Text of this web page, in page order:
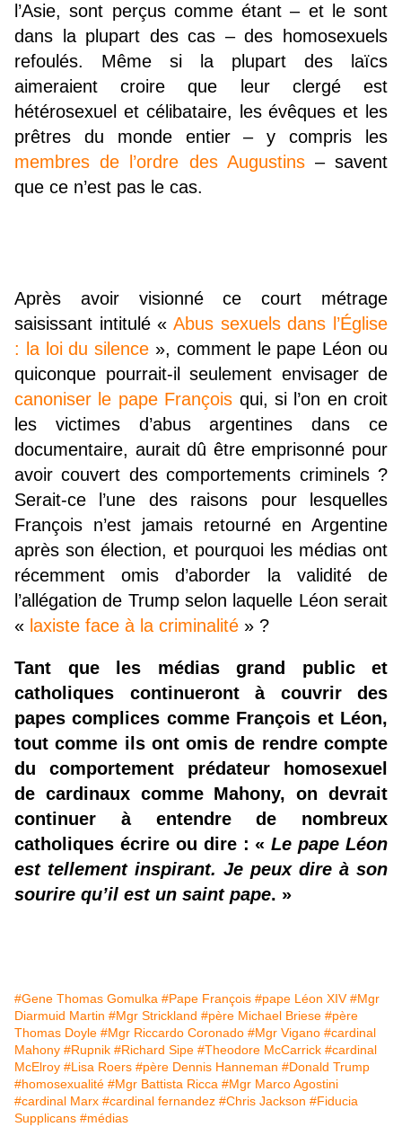
l’Asie, sont perçus comme étant – et le sont
dans la plupart des cas – des homosexuels
refoulés. Même si la plupart des laïcs
aimeraient croire que leur clergé est
hétérosexuel et célibataire, les évêques et les
prêtres du monde entier – y compris les
membres de l’ordre des Augustins– savent
que ce n’est pas le cas.
Après avoir visionné ce court métrage
saisissant intitulé « Abus sexuels dans l’Église
: la loi du silence », comment le pape Léon ou
quiconque pourrait-il seulement envisager de
canoniser le pape François qui, si l’on en croit
les victimes d’abus argentines dans ce
documentaire, aurait dû être emprisonné pour
avoir couvert des comportements criminels ?
Serait-ce l’une des raisons pour lesquelles
François n’est jamais retourné en Argentine
après son élection, et pourquoi les médias ont
récemment omis d’aborder la validité de
l’allégation de Trump selon laquelle Léon serait
« laxiste face à la criminalité » ?
Tant que les médias grand public et
catholiques continueront à couvrir des
papes complices comme François et Léon,
tout comme ils ont omis de rendre compte
du comportement prédateur homosexuel
de cardinaux comme Mahony, on devrait
continuer à entendre de nombreux
catholiques écrire ou dire : « Le pape Léon
est tellement inspirant. Je peux dire à son
sourire qu’il est un saint pape. »
#Gene Thomas Gomulka #Pape François #pape Léon XIV #Mgr
Diarmuid Martin #Mgr Strickland #père Michael Briese #père
Thomas Doyle #Mgr Riccardo Coronado #Mgr Vigano #cardinal
Mahony #Rupnik #Richard Sipe #Theodore McCarrick #cardinal
McElroy #Lisa Roers #père Dennis Hanneman #Donald Trump
#homosexualité #Mgr Battista Ricca #Mgr Marco Agostini
#cardinal Marx #cardinal fernandez #Chris Jackson #Fiducia
Supplicans #médias